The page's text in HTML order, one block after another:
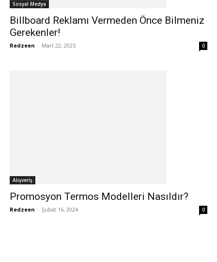
Sosyal Medya
Billboard Reklamı Vermeden Önce Bilmeniz
Gerekenler!
Redzeen - Mart 22, 2025 0
Alışveriş
Promosyon Termos Modelleri Nasıldır?
Redzeen - Şubat 16, 2024 0